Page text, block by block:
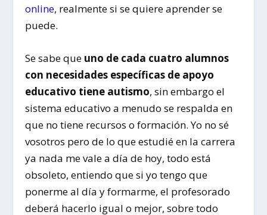
online, realmente si se quiere aprender se
puede.
Se sabe que uno de cada cuatro alumnos
con necesidades específicas de apoyo
educativo tiene autismo, sin embargo el
sistema educativo a menudo se respalda en
que no tiene recursos o formación. Yo no sé
vosotros pero de lo que estudié en la carrera
ya nada me vale a día de hoy, todo está
obsoleto, entiendo que si yo tengo que
ponerme al día y formarme, el profesorado
deberá hacerlo igual o mejor, sobre todo